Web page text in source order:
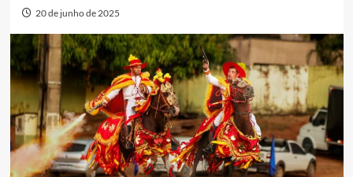
20 de junho de 2025